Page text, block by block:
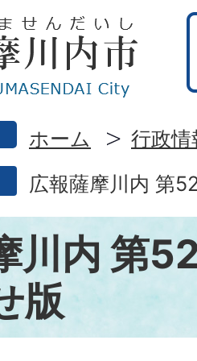
ホーム 行政情
広報薩摩川内 第
川内 第
版